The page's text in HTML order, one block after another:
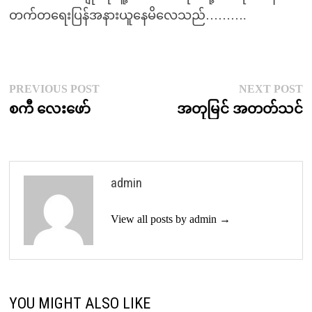
တက်တရေးပြန်အနားယူနေမိလေသည်……….
Post
navigation
PREVIOUS POSTPrevious
စကီ လေးဖော်
NEXT POST
အတုမြင် အတတ်သင်
admin
View all posts by admin →
YOU MIGHT ALSO LIKE